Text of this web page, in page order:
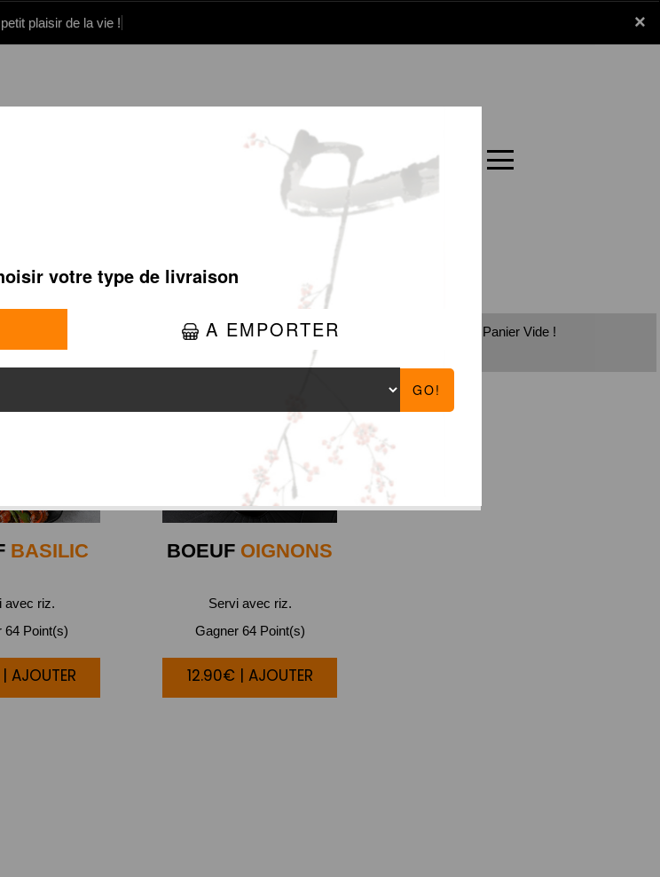
×
plaisir de la vie !
Panier Carte
x
EN SAUCE
BASILIC
avec riz.
64 Point(s)
AJOUTER
BOEUF OIGNONS
Servi avec riz.
Gagner 64 Point(s)
12.90€ | AJOUTER
Panier Vide !